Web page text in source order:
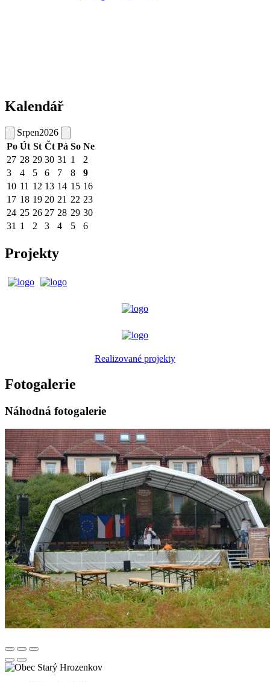
Kalendář
Srpen2026
Po Út St Čt Pá So Ne
27 28 29 30 31 1
2
3
4 5 6 7 8
9
10 11 12 13 14 15 16
17 18 19 20 21 22 23
24 25 26 27 28 29 30
31 1 2 3 4 5 6
Projekty
Realizované projekty
Fotogalerie
Náhodná fotogalerie